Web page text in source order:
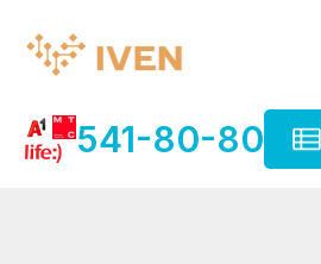
541-80-80